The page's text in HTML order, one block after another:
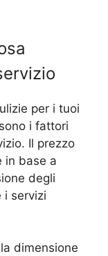
per i tuoi
i fattori
Il prezzo
in base a
degli
i servizi
dimensione